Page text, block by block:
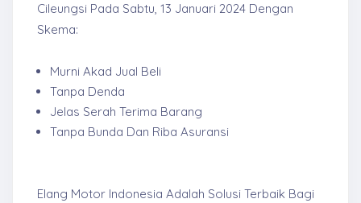
Cileungsi Pada Sabtu, 13 Januari 2024 Dengan
Skema:
Murni Akad Jual Beli
Tanpa Denda
Jelas Serah Terima Barang
Tanpa Bunda Dan Riba Asuransi
Elang Motor Indonesia Adalah Solusi Terbaik Bagi